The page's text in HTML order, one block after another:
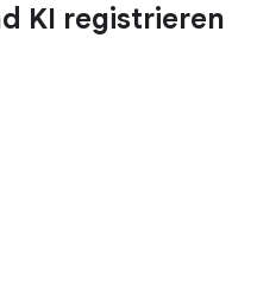
KI registrieren